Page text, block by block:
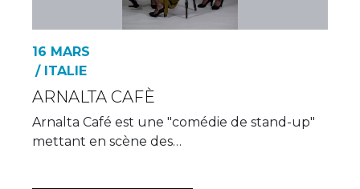
16 MARS
/ ITALIE
ARNALTA CAFÈ
Arnalta Café est une "comédie de stand-up"
mettant en scène des…